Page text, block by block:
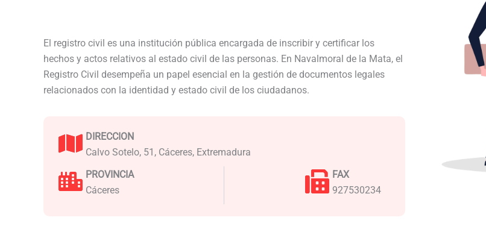
El registro civil es una institución pública encargada de inscribir y certificar los
hechos y actos relativos al estado civil de las personas. En Navalmoral de la Mata, el
Registro Civil desempeña un papel esencial en la gestión de documentos legales
relacionados con la identidad y estado civil de los ciudadanos.
DIRECCION
Calvo Sotelo, 51, Cáceres, Extremadura
PROVINCIA
Cáceres
FAX
927530234